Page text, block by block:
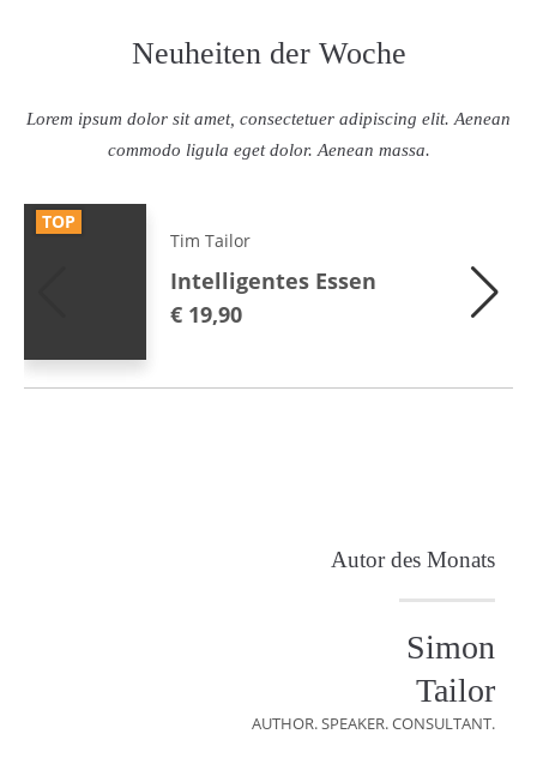
Neuheiten der Woche
Lorem ipsum dolor sit amet, consectetuer adipiscing elit. Aenean
commodo ligula eget dolor. Aenean massa.
TOP
Tim Tailor
Intelligentes Essen
€ 19,90
Autor des Monats
Simon
Tailor
AUTHOR. SPEAKER. CONSULTANT.